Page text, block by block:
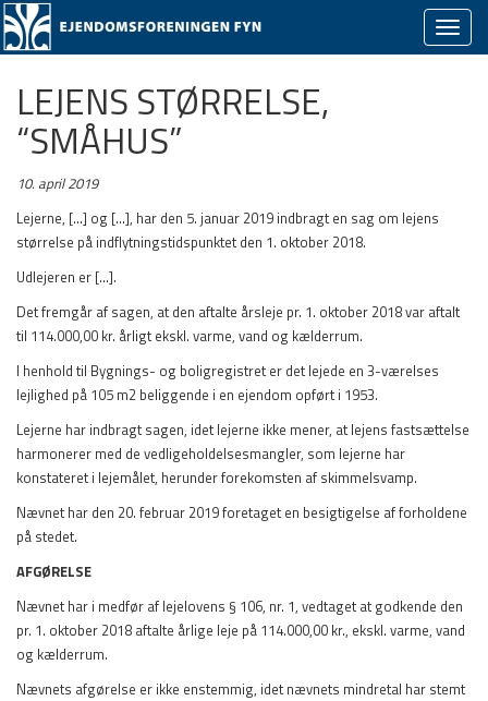
Skjul/
LEJENS STØRRELSE,
“SMÅHUS”
10. april 2019
Lejerne, [...] og [...], har den 5. januar 2019 indbragt en sag om lejens
størrelse på indflytningstidspunktet den 1. oktober 2018.
Udlejeren er [...].
Det fremgår af sagen, at den aftalte årsleje pr. 1. oktober 2018 var aftalt
til 114.000,00 kr. årligt ekskl. varme, vand og kælderrum.
I henhold til Bygnings- og boligregistret er det lejede en 3-værelses
lejlighed på 105 m2 beliggende i en ejendom opført i 1953.
Lejerne har indbragt sagen, idet lejerne ikke mener, at lejens fastsættelse
harmonerer med de vedligeholdelsesmangler, som lejerne har
konstateret i lejemålet, herunder forekomsten af skimmelsvamp.
Nævnet har den 20. februar 2019 foretaget en besigtigelse af forholdene
på stedet.
AFGØRELSE
Nævnet har i medfør af lejelovens § 106, nr. 1, vedtaget at godkende den
pr. 1. oktober 2018 aftalte årlige leje på 114.000,00 kr., ekskl. varme, vand
og kælderrum.
Nævnets afgørelse er ikke enstemmig, idet nævnets mindretal har stemt